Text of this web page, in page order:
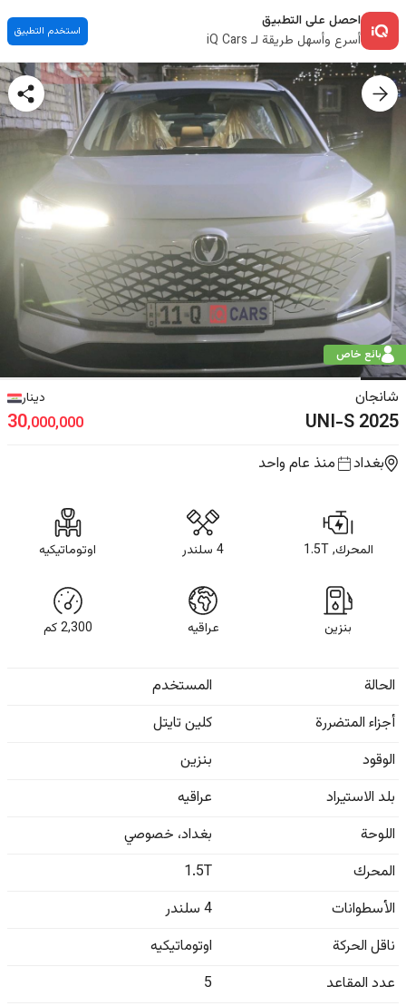
احصل على التطبيق
أسرع وأسهل طريقة لـ iQ Cars
استخدم التطبيق
بائع خاص
شانجان
UNI-S2025
دينار
30,000,000
بغداد منذ عام واحد
المحرك, 1.5T 4 سلندر اوتوماتيكيه
بنزين عراقيه 2,300كم
الحالة
المستخدم
أجزاء المتضررة
كلين تايتل
الوقود
بنزين
بلد الاستيراد
عراقيه
اللوحة
بغداد، خصوصي
المحرك
1.5T
الأسطوانات
4 سلندر
ناقل الحركة
اوتوماتيكيه
عدد المقاعد
5